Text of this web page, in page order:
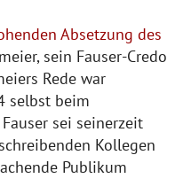
Absetzung des
sein Fauser-Credo
Rede war
selbst beim
sei seinerzeit
Kollegen
Publikum